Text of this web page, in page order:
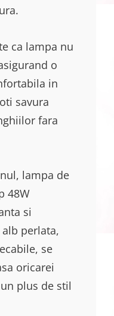
ca lampa nu
o
in
savura
fara
lampa de
48W
si
perlata,
se
oricarei
plus de stil